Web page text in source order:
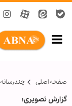
صفحه اصلی
گزارش تصویری؛